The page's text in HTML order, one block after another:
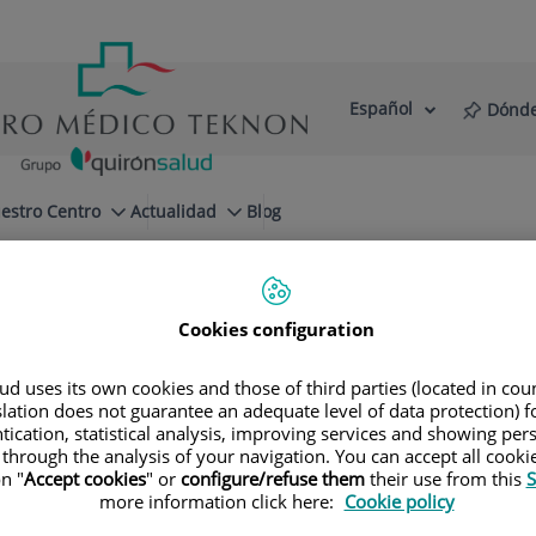
Selector
Idioma
Español
Centro Actualidad Blog
Especialidades
tu próxima cita con nuestros mejores
Cookies configuration
uses its own cookies and those of third parties (located in
does not guarantee an adequate level of data protection)
statistical analysis, improving services and showing
the analysis of your navigation. You can accept all
"Accept cookies" or configure/refuse themtheir use from this
more information click here: Cookie policy